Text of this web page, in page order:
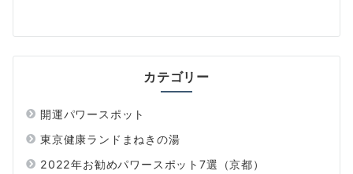
カテゴリー
開運パワースポット
東京健康ランドまねきの湯
2022年お勧めパワースポット7選（京都）